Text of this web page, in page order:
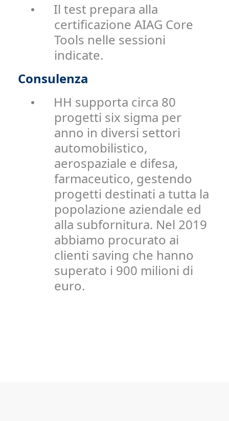
•
Il test prepara alla
certificazione AIAG Core
Tools nelle sessioni
indicate.
Consulenza
•
HH supporta circa 80
progetti six sigma per
anno in diversi settori
automobilistico,
aerospaziale e difesa,
farmaceutico, gestendo
progetti destinati a tutta la
popolazione aziendale ed
alla subfornitura. Nel 2019
abbiamo procurato ai
clienti saving che hanno
superato i 900 milioni di
euro.